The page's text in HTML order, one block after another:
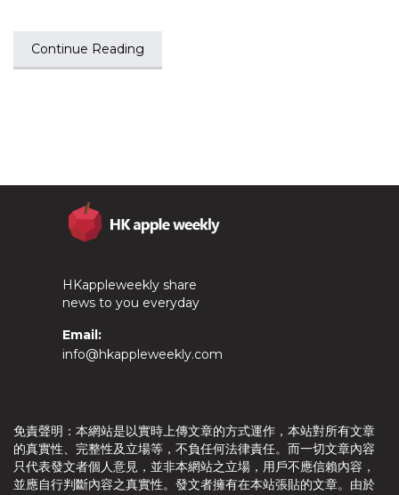
Continue Reading
HKappleweekly share
news to you everyday
Email:
info@hkappleweekly.com
免責聲明：本網站是以實時上傳文章的方式運作，本站對所有文章
的真實性、完整性及立場等，不負任何法律責任。而一切文章內容
只代表發文者個人意見，並非本網站之立場，用戶不應信賴內容，
並應自行判斷內容之真實性。發文者擁有在本站張貼的文章。由於